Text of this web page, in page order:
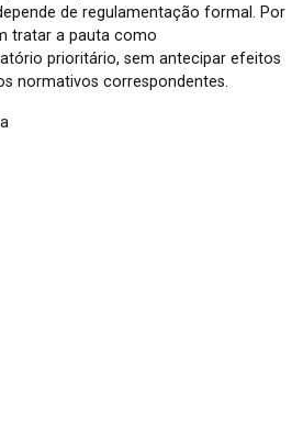
de regulamentação formal. Por
tratar a pauta como
prioritário, sem antecipar efeitos
normativos correspondentes.